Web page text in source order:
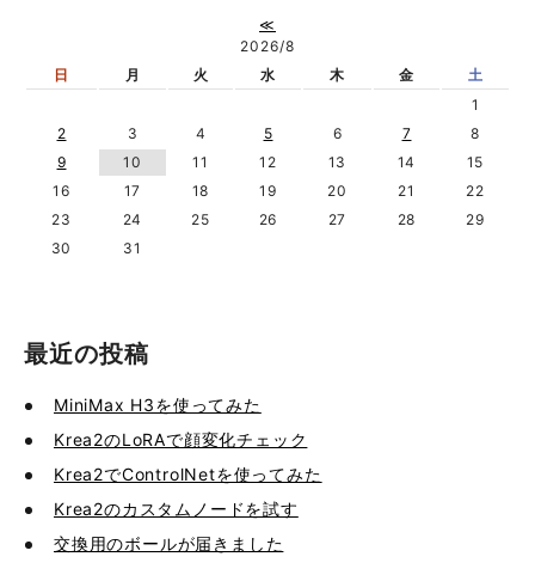
≪
2026/8
日
月 火 水 木 金
土
1
2
3 4 5 6 7
8
9
10 11 12 13 14
15
16
17 18 19 20 21
22
23
24 25 26 27 28
29
30
31
最近の投稿
MiniMax H3を使ってみた
Krea2のLoRAで顔変化チェック
Krea2でControlNetを使ってみた
Krea2のカスタムノードを試す
交換用のボールが届きました